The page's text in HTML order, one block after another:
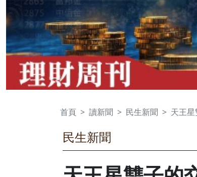
首頁 讀新聞 民生新聞 天王
民生新聞